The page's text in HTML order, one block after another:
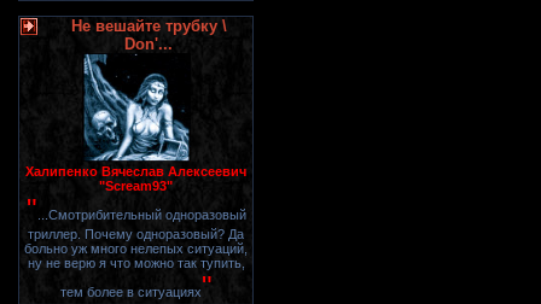
Не вешайте трубку \
Don'...
Халипенко Вячеслав Алексеевич
"Scream93"
" ...Смотрибительный одноразовый
триллер. Почему одноразовый? Да
больно уж много нелепых ситуаций,
ну не верю я что можно так тупить,
тем более в ситуациях"